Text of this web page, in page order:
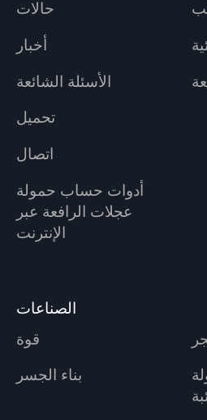
حالات
أخبار
الأسئلة الشائعة
تحميل
اتصال
أدوات حساب حمولة
عجلات الرافعة عبر
الإنترنت
الصناعات
قوة
بناء الجسر